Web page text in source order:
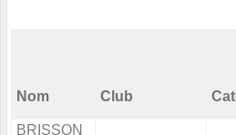
Nom Club
BRISSON